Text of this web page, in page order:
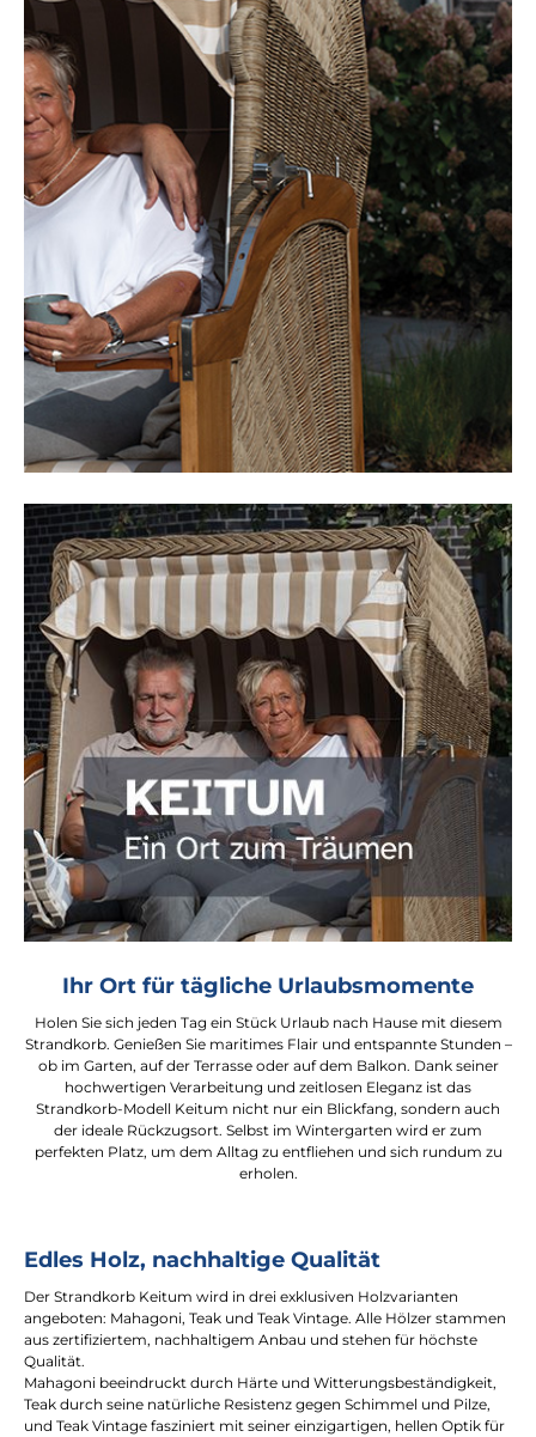
Ihr Ort für tägliche Urlaubsmomente
Holen Sie sich jeden Tag ein Stück Urlaub nach Hause mit diesem
Strandkorb. Genießen Sie maritimes Flair und entspannte Stunden –
ob im Garten, auf der Terrasse oder auf dem Balkon. Dank seiner
hochwertigen Verarbeitung und zeitlosen Eleganz ist das
Strandkorb-Modell Keitum nicht nur ein Blickfang, sondern auch
der ideale Rückzugsort. Selbst im Wintergarten wird er zum
perfekten Platz, um dem Alltag zu entfliehen und sich rundum zu
erholen.
Edles Holz, nachhaltige Qualität
Der Strandkorb Keitum wird in drei exklusiven Holzvarianten
angeboten: Mahagoni, Teak und Teak Vintage. Alle Hölzer stammen
aus zertifiziertem, nachhaltigem Anbau und stehen für höchste
Qualität.
Mahagoni beeindruckt durch Härte und Witterungsbeständigkeit,
Teak durch seine natürliche Resistenz gegen Schimmel und Pilze,
und Teak Vintage fasziniert mit seiner einzigartigen, hellen Optik für